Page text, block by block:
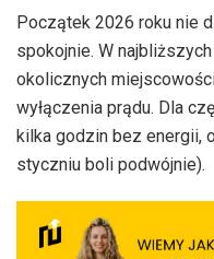
Początek 2026 roku nie
spokojnie. W
okolicznych
wyłączenia prądu. Dla
kilka godzin bez energii,
styczniu boli podwójnie).